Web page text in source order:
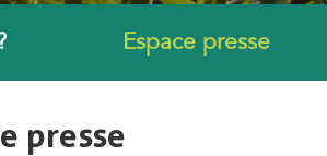
Espace presse
presse